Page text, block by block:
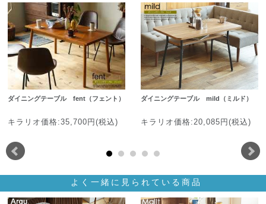
ダイニングテーブル fent（フェント）
キラリオ価格:35,700円(税込)
ダイニングテーブル mild（ミルド）
キラリオ価格:20,085円(税込)
よく一緒に見られている商品